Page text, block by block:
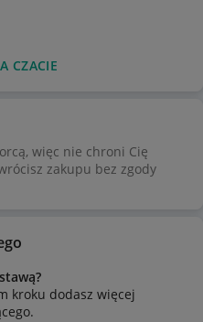
CZACIE
więc nie chroni Cię
zakupu bez zgody
kroku dodasz więcej